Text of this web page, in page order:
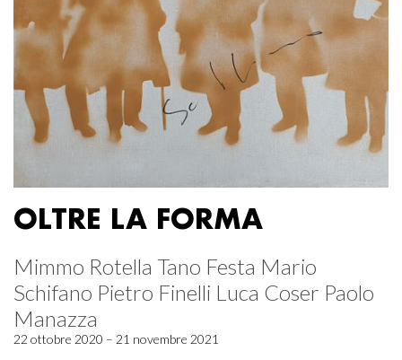
OLTRE LA FORMA
Mimmo Rotella Tano Festa Mario
Schifano Pietro Finelli Luca Coser Paolo
Manazza
22 ottobre 2020 – 21 novembre 2021